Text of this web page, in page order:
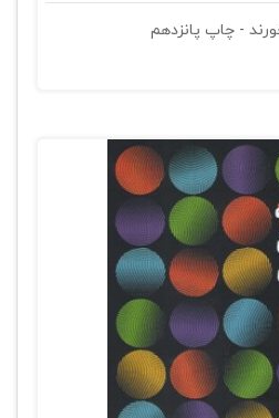
- چاپ پانزدهم